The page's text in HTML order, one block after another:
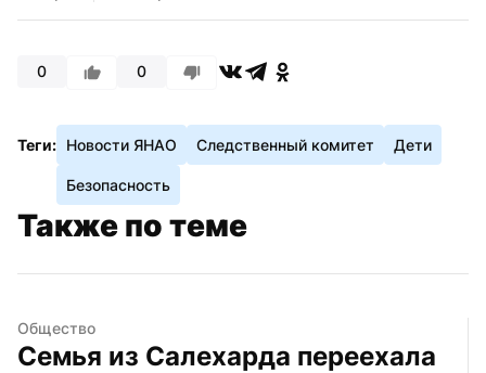
0 0
Теги: Новости ЯНАО Следственный комитет Дети
Безопасность
Также по теме
Общество
Семья из Салехарда переехала